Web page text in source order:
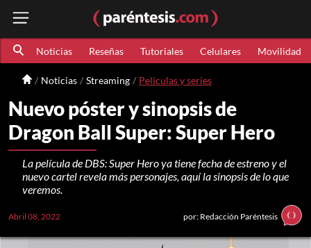
Noticias Reseñas Tutoriales Celulares Movilidad
Noticias Streaming Peliculas y series
Nuevo póster y sinopsis de
Dragon Ball Super: Super Hero
La película de DBS: Super Hero ya tiene fecha de estreno y el
nuevo cartel revela más personajes, aquí la sinopsis de lo que
veremos.
Abril 08, 2022 por: Redacción Paréntesis